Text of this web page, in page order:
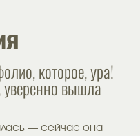
которое, ура!
уверенно вышла
— сейчас она